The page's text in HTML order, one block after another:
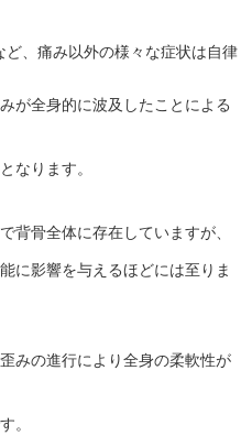
、痛み以外の様々な症状は自律
が全身的に波及したことによる
なります。
背骨全体に存在していますが、
に影響を与えるほどには至りま
みの進行により全身の柔軟性が
。